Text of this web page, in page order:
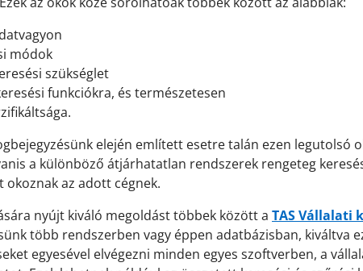
módok
szükséglet
funkciókra, és természetesen
elején említett esetre talán ezen legutolsó
a különböző átjárhatatlan rendszerek rengeteg
okoznak az adott cégnek.
nyújt kiváló megoldást többek között a TAS Vállalati
több rendszerben vagy éppen adatbázisban, kiváltva
egyesével elvégezni minden egyes szoftverben, a